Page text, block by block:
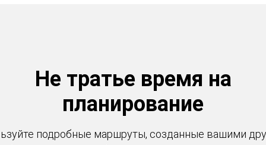
Не тратье время на
планирование
подробные маршруты, созданные вашими